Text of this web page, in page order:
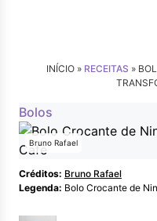
INÍCIO » RECEITAS »
Bolos
Bruno Rafael
Créditos: Bruno Rafael
Legenda: Bolo Crocante de